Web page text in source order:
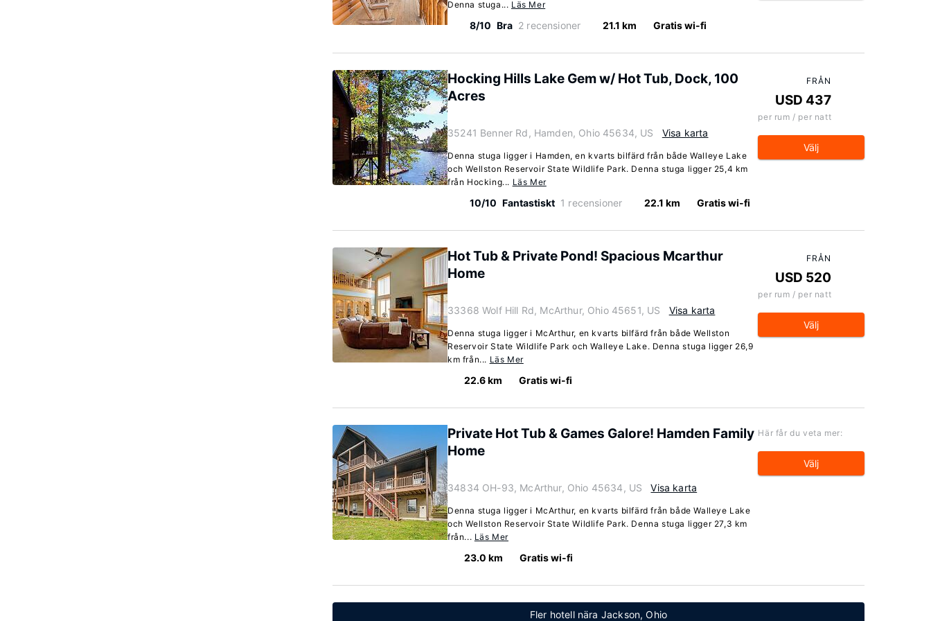
Denna stuga... Läs Mer
8/10 Bra 2 recensioner 21.1 km Gratis wi-fi
Hocking Hills Lake Gem w/ Hot Tub, Dock, 100
Acres
35241 Benner Rd, Hamden, Ohio 45634, US Visa karta
Denna stuga ligger i Hamden, en kvarts bilfärd från både Walleye Lake
och Wellston Reservoir State Wildlife Park. Denna stuga ligger 25,4 km
från Hocking... Läs Mer
10/10 Fantastiskt 1 recensioner 22.1 km Gratis wi-fi
FRÅN
USD 437
per rum / per natt
Välj
Hot Tub & Private Pond! Spacious Mcarthur
Home
33368 Wolf Hill Rd, McArthur, Ohio 45651, US Visa karta
Denna stuga ligger i McArthur, en kvarts bilfärd från både Wellston
Reservoir State Wildlife Park och Walleye Lake. Denna stuga ligger 26,9
km från... Läs Mer
22.6 km Gratis wi-fi
FRÅN
USD 520
per rum / per natt
Välj
Private Hot Tub & Games Galore! Hamden Family
Home
34834 OH-93, McArthur, Ohio 45634, US Visa karta
Denna stuga ligger i McArthur, en kvarts bilfärd från både Walleye Lake
och Wellston Reservoir State Wildlife Park. Denna stuga ligger 27,3 km
från... Läs Mer
23.0 km Gratis wi-fi
Här får du veta mer:
Välj
Fler hotell nära Jackson, Ohio